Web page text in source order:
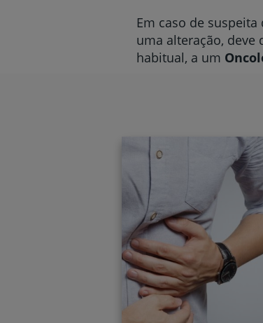
Em caso de
uma alteração, deve
habitual, a um